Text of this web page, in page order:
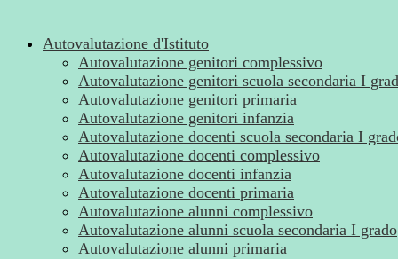
Autovalutazione d'Istituto
Autovalutazione genitori complessivo
Autovalutazione genitori scuola secondaria I
Autovalutazione genitori primaria
Autovalutazione genitori infanzia
Autovalutazione docenti scuola secondaria I
Autovalutazione docenti complessivo
Autovalutazione docenti infanzia
Autovalutazione docenti primaria
Autovalutazione alunni complessivo
Autovalutazione alunni scuola secondaria I grado
Autovalutazione alunni primaria